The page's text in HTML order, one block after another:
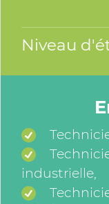
Niveau
industrielle,